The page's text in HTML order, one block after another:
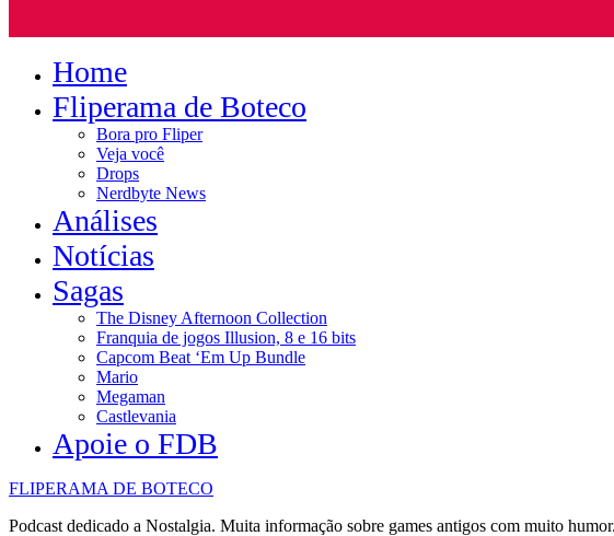
Home
Fliperama de Boteco
Bora pro Fliper
Veja você
Drops
Nerdbyte News
Análises
Notícias
Sagas
The Disney Afternoon Collection
Franquia de jogos Illusion, 8 e 16 bits
Capcom Beat ‘Em Up Bundle
Mario
Megaman
Castlevania
Apoie o FDB
FLIPERAMA DE BOTECO
Podcast dedicado a Nostalgia. Muita informação sobre games antigos com muito humor.